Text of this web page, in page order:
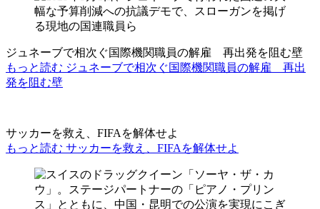
ジュネーブで相次ぐ国際機関職員の解雇 再出発を阻む壁
もっと読む ジュネーブで相次ぐ国際機関職員の解雇 再出
発を阻む壁
サッカーを救え、FIFAを解体せよ
もっと読む サッカーを救え、FIFAを解体せよ